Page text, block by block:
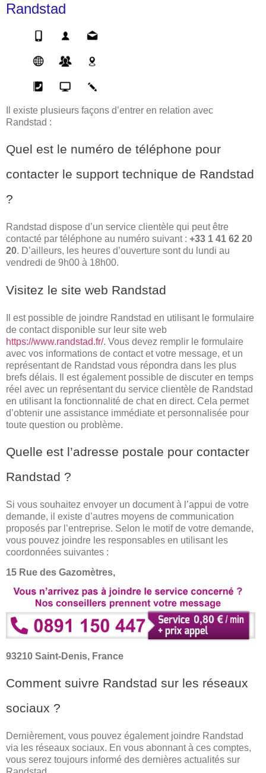
Randstad
Il existe plusieurs façons d’entrer en relation avec
Randstad :
Quel est le numéro de téléphone pour
contacter le support technique de Randstad
?
Randstad dispose d’un service clientèle qui peut être
contacté par téléphone au numéro suivant : +33 1 41 62 20
20. D’ailleurs, les heures d’ouverture sont du lundi au
vendredi de 9h00 à 18h00.
Visitez le site web Randstad
Il est possible de joindre Randstad en utilisant le formulaire
de contact disponible sur leur site web
https://www.randstad.fr/. Vous devez remplir le formulaire
avec vos informations de contact et votre message, et un
représentant de Randstad vous répondra dans les plus
brefs délais. Il est également possible de discuter en temps
réel avec un représentant du service clientèle de Randstad
en utilisant la fonctionnalité de chat en direct. Cela permet
d’obtenir une assistance immédiate et personnalisée pour
toute question ou problème.
Quelle est l’adresse postale pour contacter
Randstad ?
Si vous souhaitez envoyer un document à l’appui de votre
demande, il existe d’autres moyens de communication
proposés par l’entreprise. Selon le motif de votre demande,
vous pouvez joindre les responsables en utilisant les
coordonnées suivantes :
15 Rue des Gazomètres,
93210 Saint-Denis, France
Comment suivre Randstad sur les réseaux
sociaux ?
Dernièrement, vous pouvez également joindre Randstad
via les réseaux sociaux. En vous abonnant à ces comptes,
vous serez toujours informé des dernières actualités sur